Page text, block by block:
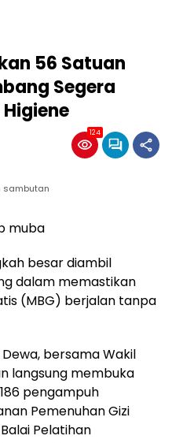
56 Satuan
Segera
124
sambutan
besar diambil
dalam memastikan
(MBG) berjalan tanpa
bersama Wakil
langsung membuka
pengampuh
Pemenuhan Gizi
Pelatihan